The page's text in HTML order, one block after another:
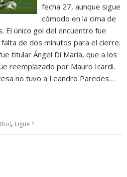
fecha 27, aunque sigue
cómodo en la cima de
El único gol del encuentro fue
de dos minutos para el cierre.
titular Ángel Di María, que a los
reemplazado por Mauro Icardi.
no tuvo a Leandro Paredes…
, Ligue 1